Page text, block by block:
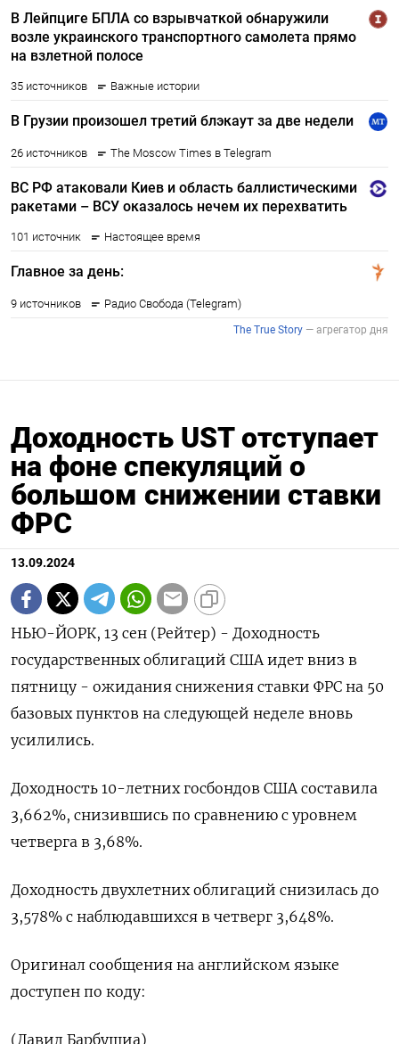
Доходность UST отступает
на фоне спекуляций о
большом снижении ставки
ФРС
13.09.2024
НЬЮ-ЙОРК, 13 сен (Рейтер) - Доходность
государственных облигаций США идет вниз в
пятницу - ожидания снижения ставки ФРС на 50
базовых пунктов на следующей неделе вновь
усилились.
Доходность 10-летних госбондов США составила
3,662%, снизившись по сравнению с уровнем
четверга в 3,68%.
Доходность двухлетних облигаций снизилась до
3,578% с наблюдавшихся в четверг 3,648%.
Оригинал сообщения на английском языке
доступен по коду:
(Давид Барбушиа)